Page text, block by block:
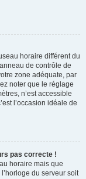
horaire différent du
de contrôle de
zone adéquate, par
noter que le réglage
n’est accessible
l’occasion idéale de
pas correcte !
horaire mais que
du serveur soit